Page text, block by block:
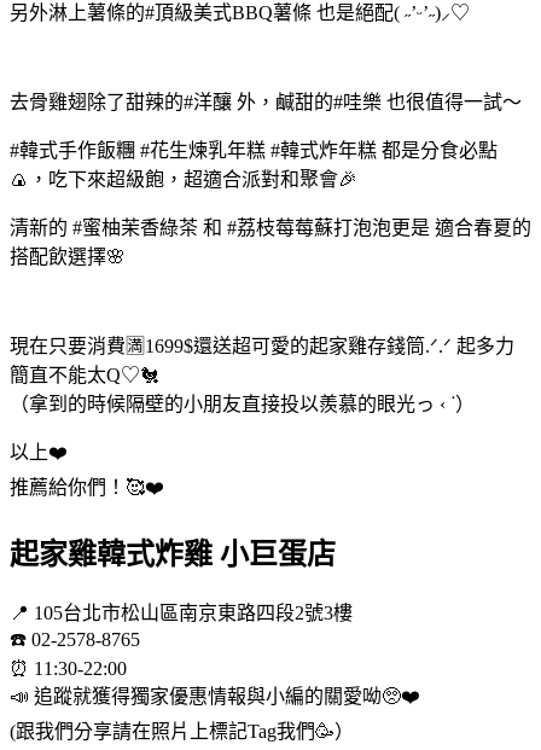
另外淋上薯條的#頂級美式BBQ薯條 也是絕配( ˶’ᵕ’˶)⸝‎♡
去骨雞翅除了甜辣的#洋釀 外，鹹甜的#哇樂 也很值得一試～
#韓式手作飯糰 #花生煉乳年糕 #韓式炸年糕 都是分食必點
🍙，吃下來超級飽，超適合派對和聚會🎉
清新的 #蜜柚茉香綠茶 和 #荔枝莓莓蘇打泡泡更是 適合春夏的
搭配飲選擇🌸
現在只要消費🈵1699$還送超可愛的起家雞存錢筒.ᐟ.ᐟ 起多力
簡直不能太Q♡🐔
（拿到的時候隔壁的小朋友直接投以羨慕的眼光っ ‹ ᐝ）
以上❤️
推薦給你們！🥰❤️
起家雞韓式炸雞 小巨蛋店
📍 105台北市松山區南京東路四段2號3樓
☎️ 02-2578-8765
⏰ 11:30-22:00
📣 追蹤就獲得獨家優惠情報與小編的關愛呦🥺❤️
(跟我們分享請在照片上標記Tag我們🥳）